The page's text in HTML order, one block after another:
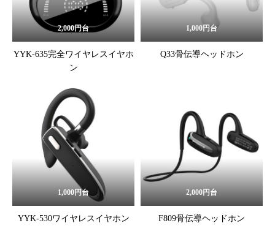
2,000円台
YYK-635完全ワイヤレスイヤホ
ン
1,000円台
Q33骨伝導ヘッドホン
1,000円台
YYK-530ワイヤレスイヤホン
2,000円台
F809骨伝導ヘッドホン